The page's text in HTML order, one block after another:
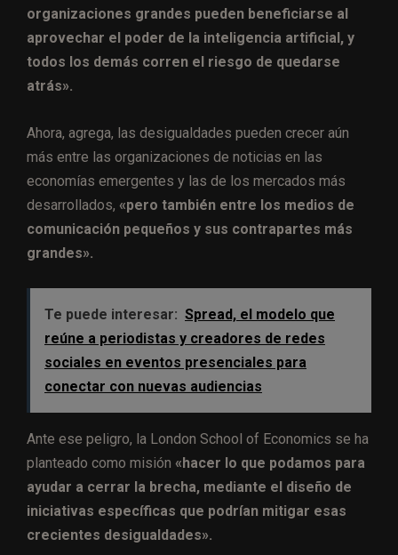
organizaciones grandes pueden beneficiarse al
aprovechar el poder de la inteligencia artificial, y
todos los demás corren el riesgo de quedarse
atrás».
Ahora, agrega, las desigualdades pueden crecer aún
más entre las organizaciones de noticias en las
economías emergentes y las de los mercados más
desarrollados, «pero también entre los medios de
comunicación pequeños y sus contrapartes más
grandes».
Te puede interesar: Spread, el modelo que
reúne a periodistas y creadores de redes
sociales en eventos presenciales para
conectar con nuevas audiencias
Ante ese peligro, la London School of Economics se ha
planteado como misión «hacer lo que podamos para
ayudar a cerrar la brecha, mediante el diseño de
iniciativas específicas que podrían mitigar esas
crecientes desigualdades».